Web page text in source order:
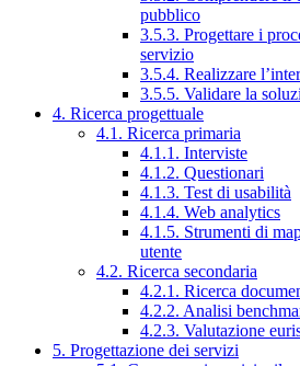
pubblico
3.5.3. Progettare i
servizio
3.5.4. Realizzare
3.5.5. Validare la
4. Ricerca progettuale
4.1. Ricerca primaria
4.1.1. Interviste
4.1.2. Questionari
4.1.3. Test di usabilità
4.1.4. Web analytics
4.1.5. Strumenti di
utente
4.2. Ricerca secondaria
4.2.1. Ricerca
4.2.2. Analisi
4.2.3. Valutazione
5. Progettazione dei servizi